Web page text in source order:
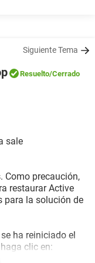
Siguiente Tema
Resuelto/Cerrado
sale
Como precaución,
restaurar Active
para la solución de
ha reiniciado el
clic en: